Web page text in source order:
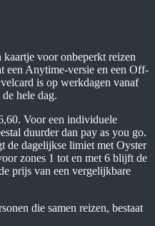
voor onbeperkt reizen
een Anytime-versie en een Off-
is op werkdagen vanaf
hele dag.
Voor een individuele
duurder dan pay as you go.
de dagelijkse limiet met Oyster
zones 1 tot en met 6 blijft de
prijs van een vergelijkbare
die samen reizen, bestaat